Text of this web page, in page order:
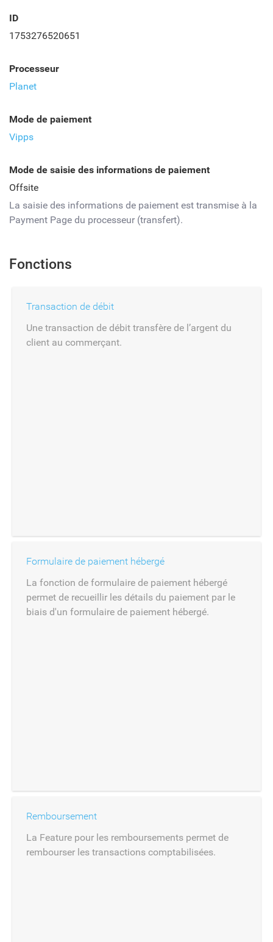
ID
1753276520651
Processeur
Planet
Mode de paiement
Vipps
Mode de saisie des informations de paiement
Offsite
La saisie des informations de paiement est transmise à la
Payment Page du processeur (transfert).
Fonctions
Transaction de débit
Une transaction de débit transfère de l’argent du
client au commerçant.
Formulaire de paiement hébergé
La fonction de formulaire de paiement hébergé
permet de recueillir les détails du paiement par le
biais d'un formulaire de paiement hébergé.
Remboursement
La Feature pour les remboursements permet de
rembourser les transactions comptabilisées.